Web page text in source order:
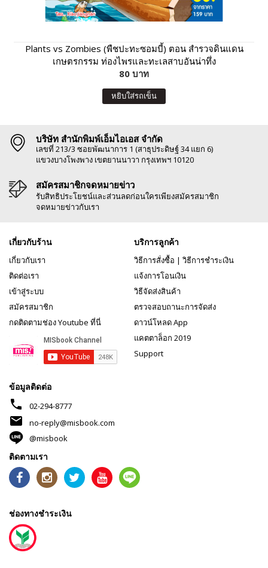
Plants vs Zombies (พืชปะทะซอมบี้) ตอน สำรวจดินแดน
เกษตรกรรม ท่องไพรและทะเลสาบอันน่าทึ่ง
80 บาท
หยิบใส่รถเข็น
บริษัท สำนักพิมพ์เอ็มไอเอส จำกัด
เลขที่ 213/3 ซอยพัฒนาการ 1 (สาธุประดิษฐ์ 34 แยก 6)
แขวงบางโพงพาง เขตยานนาวา กรุงเทพฯ 10120
สมัครสมาชิกจดหมายข่าว
รับสิทธิประโยชน์และส่วนลดก่อนใครเพียงสมัครสมาชิก
จดหมายข่าวกับเรา
เกี่ยวกับร้าน
เกี่ยวกับเรา
ติดต่อเรา
เข้าสู่ระบบ
สมัครสมาชิก
กดติดตามช่อง Youtube ที่นี่
บริการลูกค้า
วิธีการสั่งซื้อ | วิธีการชำระเงิน
แจ้งการโอนเงิน
วิธีจัดส่งสินค้า
ตรวจสอบถานะการจัดส่ง
ดาวน์โหลด App
แคตตาล็อก 2019
Support
ข้อมูลติดต่อ
phone 02-294-8777
mail
no-reply@misbook.com
@misbook
ติดตามเรา
ช่องทางชำระเงิน